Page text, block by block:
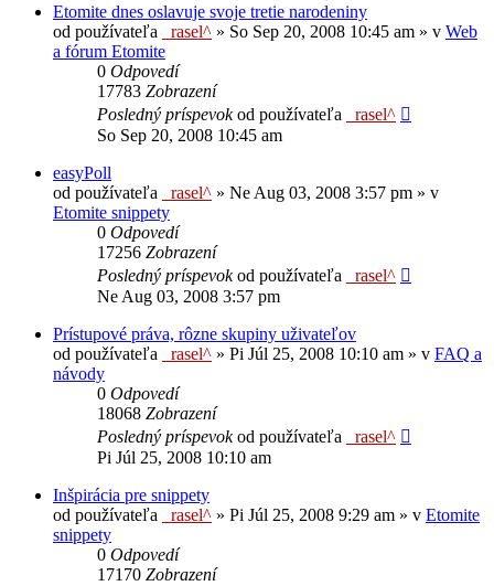
Etomite dnes oslavuje svoje tretie narodeniny
od používateľa
_rasel^ » So Sep 20, 2008 10:45 am » v Web
a fórum Etomite
0 Odpovedí
17783 Zobrazení
Posledný príspevokod používateľa
_rasel^
So Sep 20, 2008 10:45 am
easyPoll
od používateľa
_rasel^ » Ne Aug 03, 2008 3:57 pm » v
Etomite snippety
0 Odpovedí
17256 Zobrazení
Posledný príspevokod používateľa
_rasel^
Ne Aug 03, 2008 3:57 pm
Prístupové práva, rôzne skupiny uživateľov
od používateľa
_rasel^ » Pi Júl 25, 2008 10:10 am » v FAQ a
návody
0 Odpovedí
18068 Zobrazení
Posledný príspevokod používateľa
_rasel^
Pi Júl 25, 2008 10:10 am
Inšpirácia pre snippety
od používateľa
_rasel^ » Pi Júl 25, 2008 9:29 am » v Etomite
snippety
0 Odpovedí
17170 Zobrazení